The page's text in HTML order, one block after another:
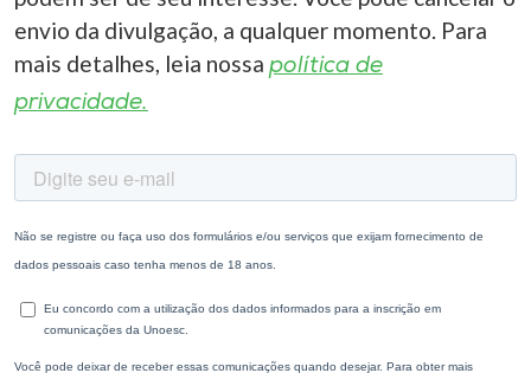
envio da divulgação, a qualquer momento. Para
mais detalhes, leia nossa política de
privacidade.